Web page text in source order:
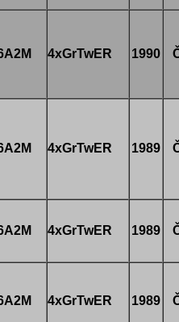
4xGrTwER 1990
4xGrTwER 1989
4xGrTwER 1989
4xGrTwER 1989